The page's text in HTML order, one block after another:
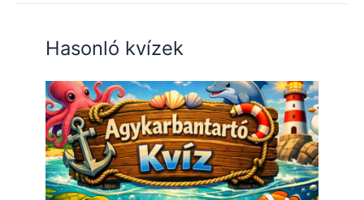
Hasonló kvízek